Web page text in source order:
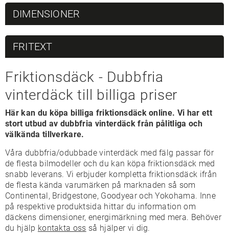
DIMENSIONER
FRITEXT
Friktionsdäck - Dubbfria
vinterdäck till billiga priser
Här kan du köpa billiga friktionsdäck online. Vi har ett
stort utbud av dubbfria vinterdäck från pålitliga och
välkända tillverkare.
Våra dubbfria/odubbade vinterdäck med fälg passar för
de flesta bilmodeller och du kan köpa friktionsdäck med
snabb leverans. Vi erbjuder kompletta friktionsdäck ifrån
de flesta kända varumärken på marknaden så som
Continental, Bridgestone, Goodyear och Yokohama. Inne
på respektive produktsida hittar du information om
däckens dimensioner, energimärkning med mera. Behöver
du hjälp kontakta oss så hjälper vi dig.